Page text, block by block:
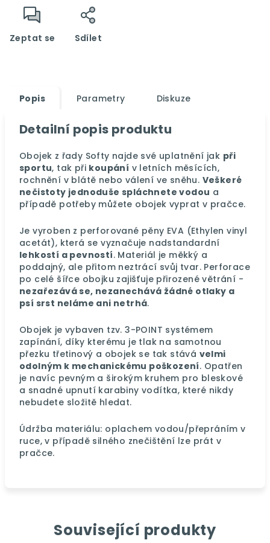
Zeptat se Sdílet
Popis Parametry Diskuze
Detailní popis produktu
Obojek z řady Softy najde své uplatnění jak při
sportu, tak při koupání v letních měsících,
rochnění v blátě nebo válení ve sněhu. Veškeré
nečistoty jednoduše spláchnete vodou a
případě potřeby můžete obojek vyprat v pračce.
Je vyroben z perforované pěny EVA (Ethylen vinyl
acetát), která se vyznačuje nadstandardní
lehkostí a pevností. Materiál je měkký a
poddajný, ale přitom neztrácí svůj tvar. Perforace
po celé šířce obojku zajišťuje přirozené větrání -
nezařezává se, nezanechává žádné otlaky a
psí srst neláme ani netrhá.
Obojek je vybaven tzv. 3-POINT systémem
zapínání, díky kterému je tlak na samotnou
přezku třetinový a obojek se tak stává velmi
odolným k mechanickému poškození. Opatřen
je navíc pevným a širokým kruhem pro bleskové
a snadné upnutí karabiny vodítka, které nikdy
nebudete složitě hledat.
Údržba materiálu: oplachem vodou/přepráním v
ruce, v případě silného znečištění lze prát v
pračce.
Související produkty